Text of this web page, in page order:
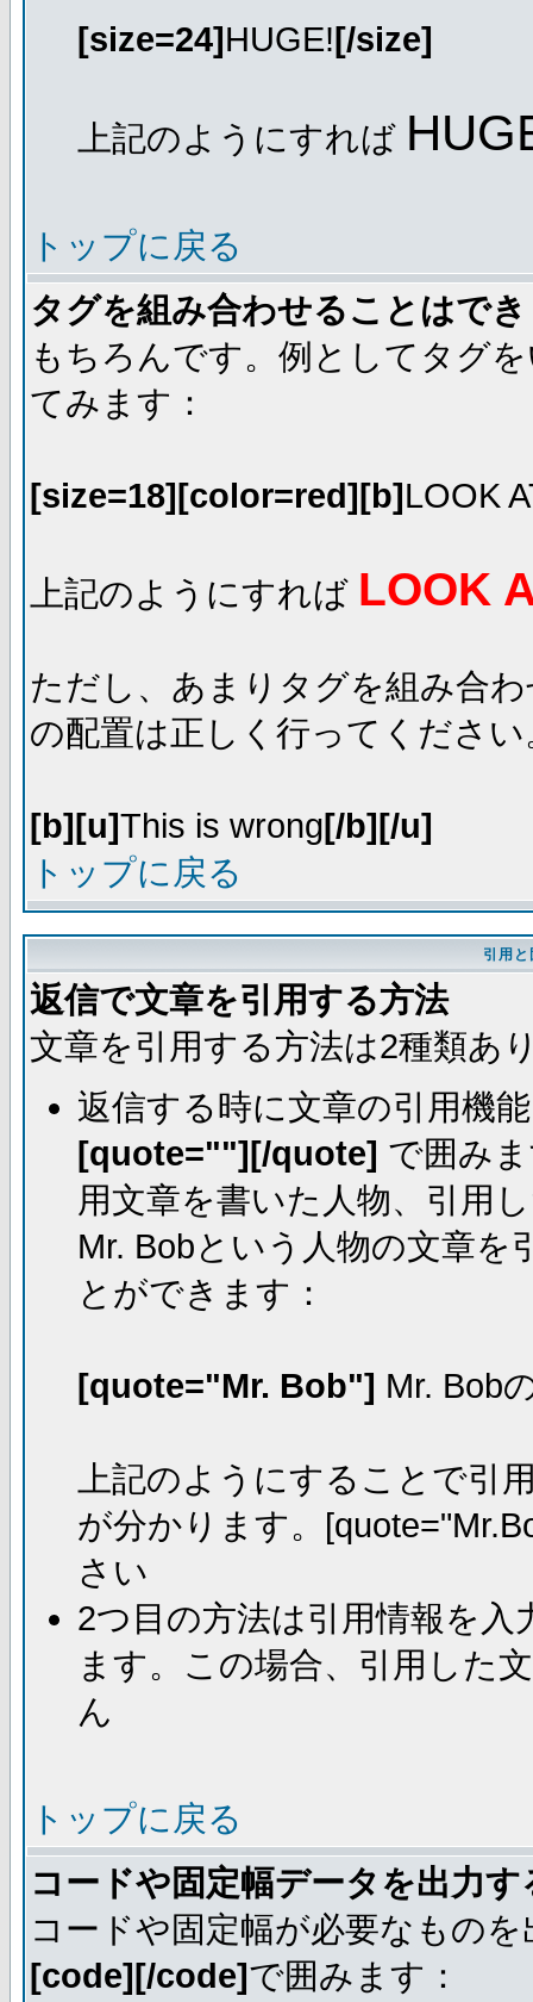
[size=24]HUGE![/size]
上記のようにすれば
トップに戻る
タグを組み合わせることはで
もちろんです。例としてタグ
てみます：
[size=18][color=red][b]LOOK
上記のようにすれば LOOK
ただし、あまりタグを組み合
の配置は正しく行ってくださ
[b][u]This is wrong[/b][/u]
トップに戻る
引用
返信で文章を引用する方法
文章を引用する方法は2種類あ
返信する時に文章の引用機
[quote=""][/quote] で囲み
用文章を書いた人物、引用
Mr. Bobという人物の文章
とができます：
[quote="Mr. Bob"] Mr. Bob
上記のようにすることで引
が分かります。
さい
2つ目の方法は引用情報を入
ます。この場合、引用した
ん
トップに戻る
コードや固定幅データを出力す
コードや固定幅が必要なもの
[code][/code]で囲みます：